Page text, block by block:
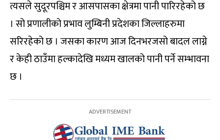
त्यसले सुदूरपश्चिम र आसपासका क्षेत्रमा पानी पारिरहेको छ
। सो प्रणालीको प्रभाव लुम्बिनी प्रदेशका जिल्लाहरुमा
सरिरहेको छ । जसका कारण आज दिनभरजसो बादल लाग्ने
र केही ठाउँमा हल्कादेखि मध्यम खालको पानी पर्ने सम्भावना
छ ।